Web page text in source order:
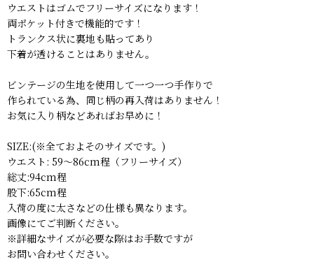
ウエストはゴムでフリーサイズになります！
両ポケット付きで機能的です！
トランクス状に裏地も貼ってあり
下着が透けることはありません。
ビンテージの生地を使用して一つ一つ手作りで
作られている為、同じ柄の再入荷はありません！
お気に入り柄などあればお早めに！
SIZE:(※全ておよそのサイズです。)
ウエスト: 59〜86cm程（フリーサイズ）
総丈:94cm程
股下:65cm程
入荷の度に太さなどの仕様も異なります。
画像にてご判断ください。
※詳細なサイズが必要な際はお手数ですが
お問い合わせください。